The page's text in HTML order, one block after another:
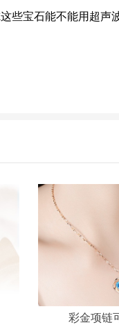
些宝石能不能用超
彩金项链